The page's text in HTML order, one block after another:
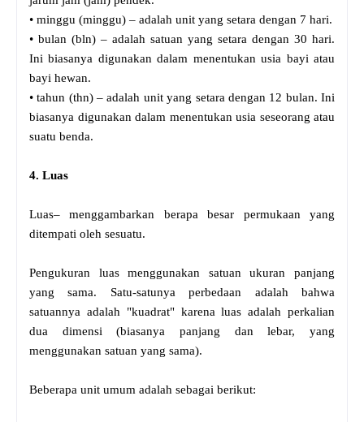
• minggu (minggu) – adalah unit yang setara dengan 7 hari.
• bulan (bln) – adalah satuan yang setara dengan 30 hari.
Ini biasanya digunakan dalam menentukan usia bayi atau
bayi hewan.
• tahun (thn) – adalah unit yang setara dengan 12 bulan. Ini
biasanya digunakan dalam menentukan usia seseorang atau
suatu benda.
4. Luas
Luas– menggambarkan berapa besar permukaan yang
ditempati oleh sesuatu.
Pengukuran luas menggunakan satuan ukuran panjang
yang sama. Satu-satunya perbedaan adalah bahwa
satuannya adalah "kuadrat" karena luas adalah perkalian
dua dimensi (biasanya panjang dan lebar, yang
menggunakan satuan yang sama).
Beberapa unit umum adalah sebagai berikut: